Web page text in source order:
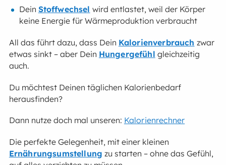
Dein Stoffwechsel wird entlastet, weil der Körper
keine Energie für Wärmeproduktion verbraucht
All das führt dazu, dass Dein Kalorienverbrauch zwar
etwas sinkt – aber Dein Hungergefühl gleichzeitig
auch.
Du möchtest Deinen täglichen Kalorienbedarf
herausfinden?
Dann nutze doch mal unseren: Kalorienrechner
Die perfekte Gelegenheit, mit einer kleinen
Ernährungsumstellung zu starten – ohne das Gefühl,